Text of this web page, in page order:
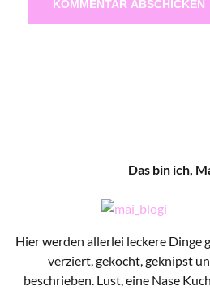
Das bin ich,
Hier werden allerlei leckere Dinge
verziert, gekocht, geknipst
beschrieben. Lust, eine Nase